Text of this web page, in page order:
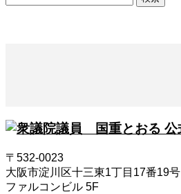
〒532-0023
大阪市淀川区十三東1丁目17番19号
ファルコンビル 5F